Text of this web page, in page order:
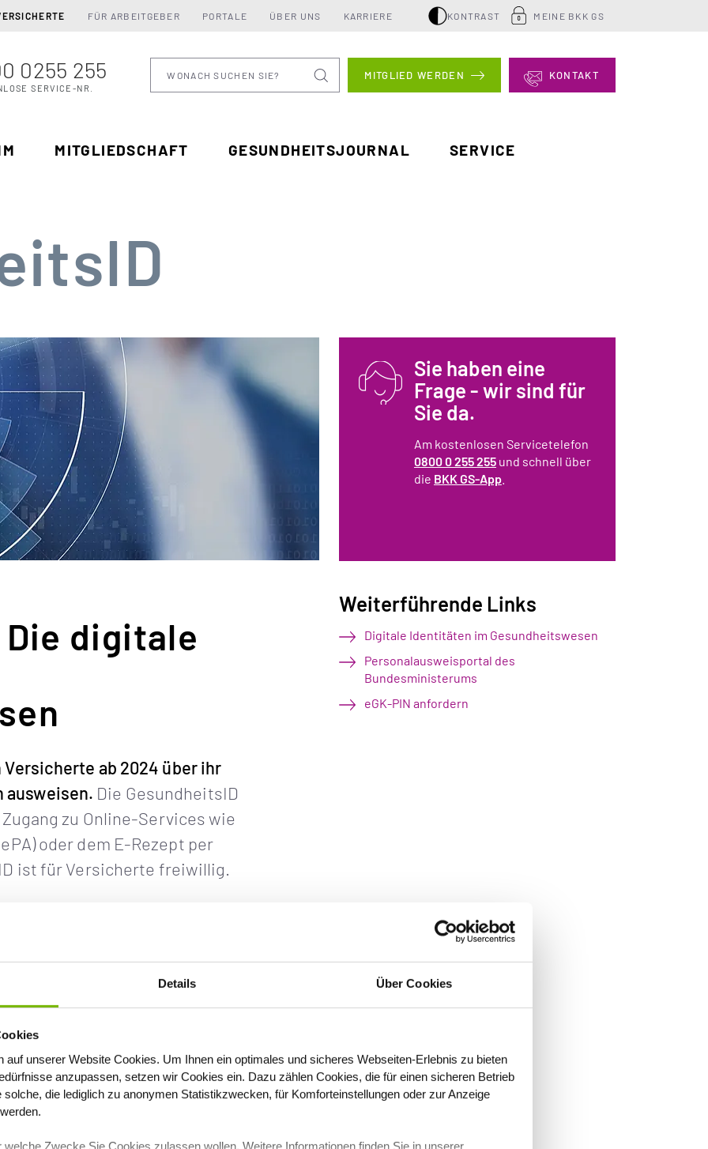
Details Über Cookies
auf unserer Website Cookies. Um Ihnen ein optimales und sicheres Webseiten-Erlebnis zu bieten
anzupassen, setzen wir Cookies ein. Dazu zählen Cookies, die für einen sicheren Betrieb
die lediglich zu anonymen Statistikzwecken, für Komforteinstellungen oder zur Anzeige
Zwecke Sie Cookies zulassen wollen. Weitere Informationen finden Sie in unserer
FÜR ARBEITGEBER PORTALE ÜBER UNS KARRIERE KONTRAST MEINE BKK GS
0255 255
SERVICE-NR.
MITGLIED WERDEN KONTAKT
MITGLIEDSCHAFT GESUNDHEITSJOURNAL SERVICE
digitale
ab 2024 über ihr
ausweisen. Die GesundheitsID
zu Online-Services wie
oder dem E-Rezept per
ist für Versicherte freiwillig.
ist eine einmalige Registrierung
die
Sie auf der Seite
Sie haben eine
Frage - wir sind für
Sie da.
Am kostenlosen Servicetelefon
0800 0 255 255 und schnell über
die BKK GS-App.
Weiterführende Links
Digitale Identitäten im Gesundheitswesen
Personalausweisportal des
Bundesministerums
eGK-PIN anfordern
für verschiedene Betriebssysteme